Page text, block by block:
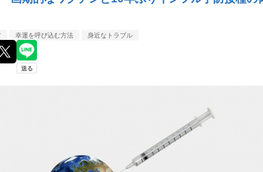
幸運を呼び込む方法 身近なトラブル